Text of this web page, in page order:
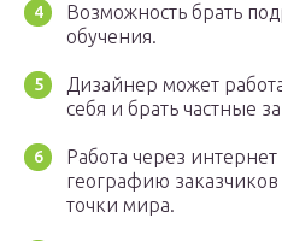
Возможность брать
обучения.
Дизайнер может
себя и брать частные
Работа через
географию
точки мира.